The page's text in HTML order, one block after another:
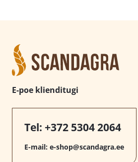
E-poe klienditugi
Tel: +372 5304 2064
E-mail: e-shop@scandagra.ee